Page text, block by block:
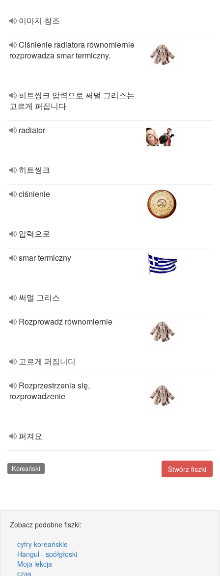
이미지 참조
Ciśnienie radiatora równomiernie
rozprowadza smar termiczny.
히트씽크 압력으로 써멀 그리스는
고르게 퍼집니다
radiator
히트씽크
ciśnienie
압력으로
smar termiczny
써멀 그리스
Rozprowadź równomiernie
고르게 퍼집니디
Rozprzestrzenia się,
rozprowadzenie
퍼져요
Stwórz fiszki
Koreański
Zobacz podobne fiszki:
cyfry koreańskie
Hangul - spółgłoski
Moja lekcja
czas